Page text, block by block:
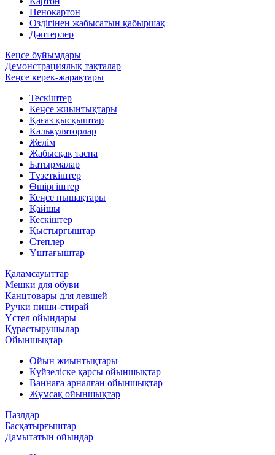
Пенокартон
Өздігінен жабысатын қабыршақ
Дәптерлер
Кеңсе бұйымдары
Демонстрациялық тақталар
Кеңсе керек-жарақтары
Тескіштер
Кеңсе жиынтықтары
Қағаз қысқыштар
Калькуляторлар
Желім
Жабысқақ таспа
Батырмалар
Түзеткіштер
Өшіргіштер
Кеңсе пышақтары
Қайшы
Кескіштер
Қыстырғыштар
Степлер
Ұштағыштар
Қаламсауыттар
Мешки для обуви
Канцтовары для левшей
Ручки пиши-стирай
Үстел ойындары
Құрастырушылар
Ойыншықтар
Ойын жиынтықтары
Күйзеліске қарсы ойыншықтар
Ваннаға арналған ойыншықтар
Жұмсақ ойыншықтар
Пазлдар
Басқатырғыштар
Дамытатын ойындар